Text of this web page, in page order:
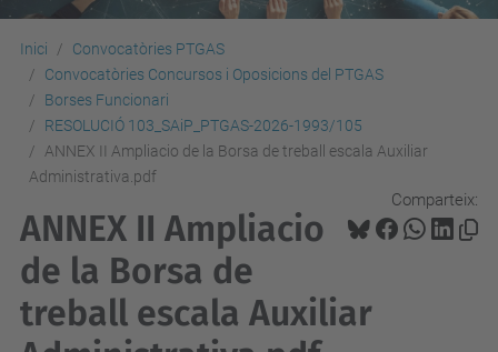
Inici
Convocatòries PTGAS
Convocatòries Concursos i Oposicions del PTGAS
Borses Funcionari
RESOLUCIÓ 103_SAiP_PTGAS-2026-1993/105
ANNEX II Ampliacio de la Borsa de treball escala Auxiliar
Administrativa.pdf
Comparteix:
ANNEX II Ampliacio
de la Borsa de
treball escala Auxiliar